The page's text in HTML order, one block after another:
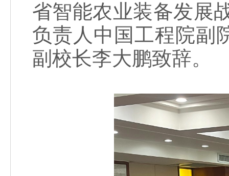
省智能农业装备发展
负责人中国工程院副
副校长李大鹏致辞。